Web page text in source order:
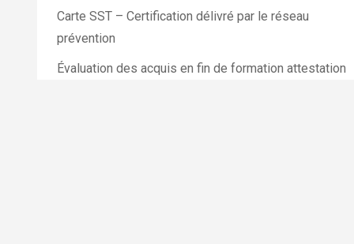
Carte SST – Certification délivré par le réseau
prévention
Évaluation des acquis en fin de formation attestation